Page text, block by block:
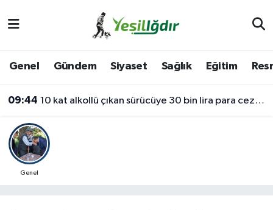
Genel Gündem Siyaset Sağlık Eğitim
09:44 10 kat alkollü çıkan sürücüye 30 bin lira para cezası
Genel
İğdir Namaz Vakitleri
Iğdır Trafik Yoğunluk Haritası
Süper Lig Puan Durumu ve Fikstür